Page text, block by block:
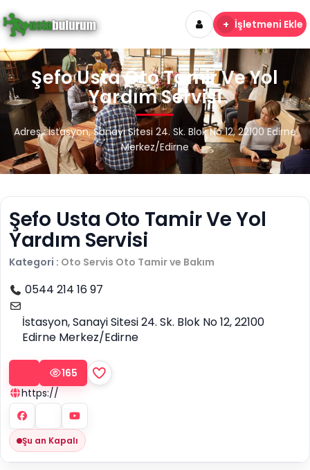
+ İşletmeni Ekle
Şefo Usta Oto Tamir Ve Yol
Yardım Servisi
Adres : İstasyon, Sanayi Sitesi 24. Sk. Blok No 12, 22100 Edirne
Merkez/Edirne
Şefo Usta Oto Tamir Ve Yol
Yardım Servisi
Kategori : Oto Servis Oto Tamir ve Bakım
0544 214 16 97
İstasyon, Sanayi Sitesi 24. Sk. Blok No 12, 22100
Edirne Merkez/Edirne
165
https://
Şu an Kapalı